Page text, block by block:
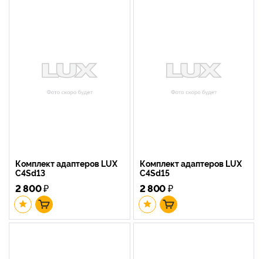
Комплект адаптеров LUX
C4Sd13
2 800₽
Комплект адаптеров LUX
C4Sd15
2 800₽